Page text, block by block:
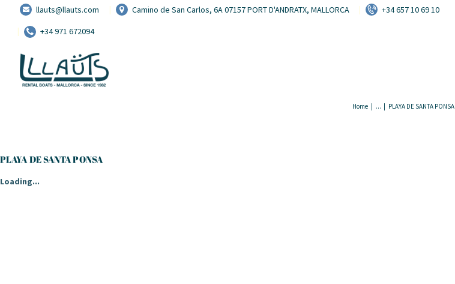
llauts@llauts.com Camino de San Carlos, 6A 07157 PORT D'ANDRATX, MALLORCA +34 657 10 69 10
+34 971 672094
Home ... PLAYA DE SANTA PONSA
HOME
PLAYA DE SANTA PONSA
Loading...